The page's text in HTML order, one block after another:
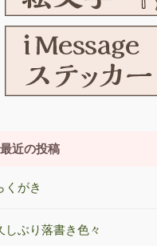
最近の投稿
くがき
しぶり落書き色々